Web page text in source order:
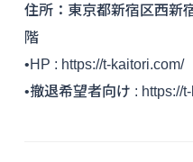
住所：東京都新宿区西新
階
•HP : https://t-kaitori.com/
•撤退希望者向け : https://